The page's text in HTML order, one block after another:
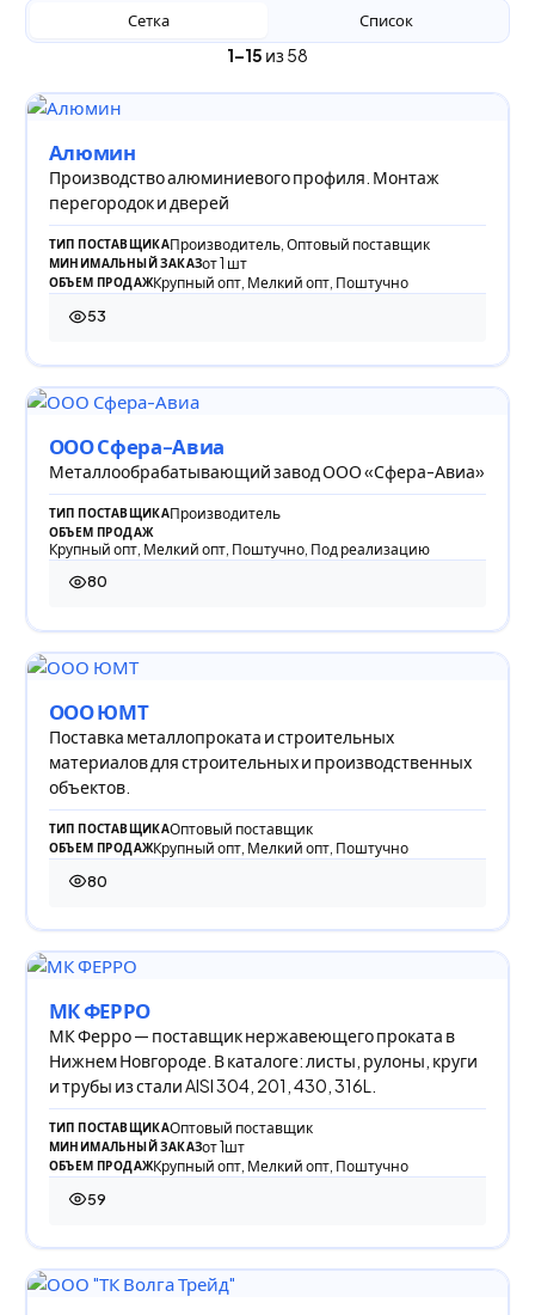
1–15 из 58
Сетка Список
Алюмин
Производство алюминиевого профиля. Монтаж
перегородок и дверей
ТИП ПОСТАВЩИКАПроизводитель, Оптовый поставщик
МИНИМАЛЬНЫЙ ЗАКАЗот 1 шт
ОБЪЕМ ПРОДАЖКрупный опт, Мелкий опт, Поштучно
53
53 просмотра
ООО Сфера-Авиа
Металлообрабатывающий завод ООО «Сфера-Авиа»
ТИП ПОСТАВЩИКАПроизводитель
ОБЪЕМ ПРОДАЖ
Крупный опт, Мелкий опт, Поштучно, Под реализацию
80
80 просмотров
ООО ЮМТ
Поставка металлопроката и строительных
материалов для строительных и производственных
объектов.
ТИП ПОСТАВЩИКАОптовый поставщик
ОБЪЕМ ПРОДАЖКрупный опт, Мелкий опт, Поштучно
80
80 просмотров
МК ФЕРРО
МК Ферро — поставщик нержавеющего проката в
Нижнем Новгороде. В каталоге: листы, рулоны, круги
и трубы из стали AISI 304, 201, 430, 316L.
ТИП ПОСТАВЩИКАОптовый поставщик
МИНИМАЛЬНЫЙ ЗАКАЗот 1шт
ОБЪЕМ ПРОДАЖКрупный опт, Мелкий опт, Поштучно
59
59 просмотров